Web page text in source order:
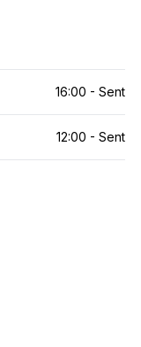
16:00 - Sent
12:00 - Sent